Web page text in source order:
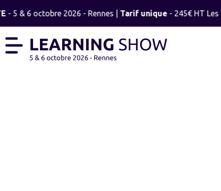
- 5 & 6 octobre 2026 - Rennes | Tarif unique- 245€ HT Les